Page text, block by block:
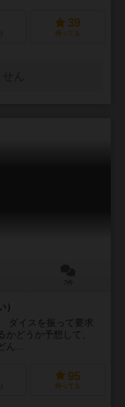
39
持ってる
ダイスを振って要求
かどうか予想して、
...
95
持ってる